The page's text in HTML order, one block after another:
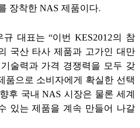
장착한 NAS 제품이다.
규 대표는 “이번 KES2012의 참
국산 타사 제품과 고가인 대만
술력과 가격 경쟁력을 모두 갖
으로 소비자에게 확실한 선택
후 국내 NAS 시장은 물론 세계
있는 제품을 계속 만들어 나갈